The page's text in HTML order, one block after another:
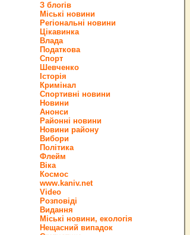
З блогів
Міські новини
Регіональні новини
Цікавинка
Влада
Податкова
Спорт
Шевченко
Історія
Кримінал
Спортивні новини
Новини
Анонси
Районні новини
Новини району
Вибори
Політика
Флейм
Віка
Космос
www.kaniv.net
Video
Розповіді
Видання
Міські новини, екологія
Нещасний випадок